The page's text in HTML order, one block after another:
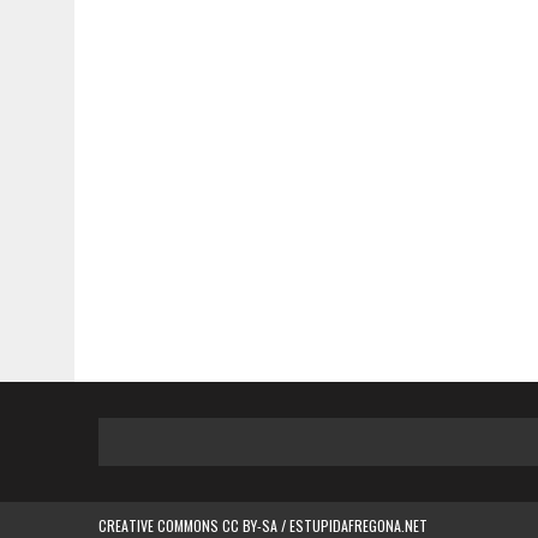
CREATIVE COMMONS CC BY-SA / ESTUPIDAFREGONA.NET